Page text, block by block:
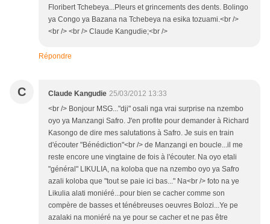
Floribert Tchebeya...Pleurs et grincements des dents. Bolingo
ya Congo ya Bazana na Tchebeya na esika tozuami.<br />
<br /> <br /> Claude Kangudie;<br />
Répondre
C Claude Kangudie 25/03/2012 13:33
<br /> Bonjour MSG..."dji" osali nga vrai surprise na nzembo
oyo ya Manzangi Safro. J'en profite pour demander à Richard
Kasongo de dire mes salutations à Safro. Je suis en train
d'écouter "Bénédiction"<br /> de Manzangi en boucle...il me
reste encore une vingtaine de fois à l'écouter. Na oyo etali
"général" LIKULIA, na koloba que na nzembo oyo ya Safro
azali koloba que "tout se paie ici bas..." Na<br /> foto na ye
Likulia alati moniéré...pour bien se cacher comme son
compère de basses et ténébreuses oeuvres Bolozi...Ye pe
azalaki na moniéré na ye pour se cacher et ne pas être